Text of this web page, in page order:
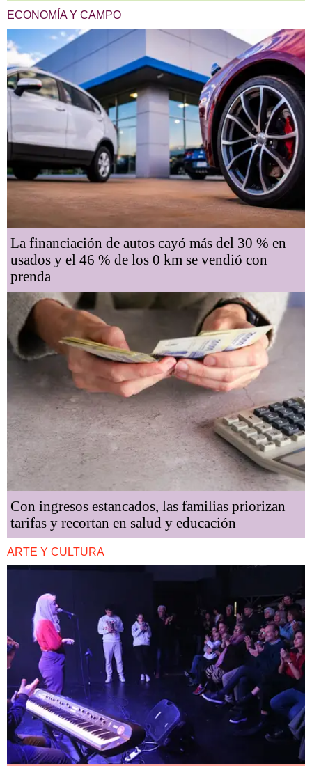
ECONOMÍA Y CAMPO
La financiación de autos cayó más del 30 % en
usados y el 46 % de los 0 km se vendió con
prenda
Con ingresos estancados, las familias priorizan
tarifas y recortan en salud y educación
ARTE Y CULTURA